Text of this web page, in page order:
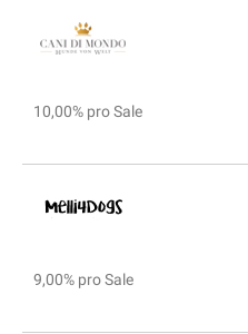
10,00% pro Sale
9,00% pro Sale